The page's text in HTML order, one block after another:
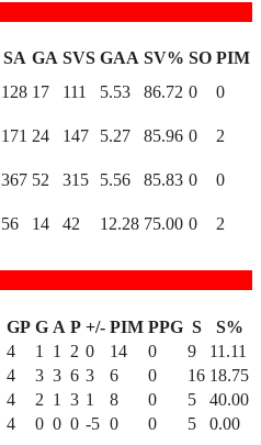
SA GA SVS GAA SV% SO PIM
128 17 111 5.53 86.72 0 0
171 24 147 5.27 85.96 0 2
367 52 315 5.56 85.83 0 0
56 14 42 12.28 75.00 0 2
GP G A P +/- PIM PPG S
S%
4 1 1 2 0 14 0 9
11.11
4 3 3 6 3 6 0 16 18.75
4 2 1 3 1 8 0 5
40.00
4 0 0 0 -5 0 0 5
0.00